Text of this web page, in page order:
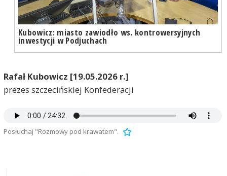
Kubowicz: miasto zawiodło ws. kontrowersyjnych
inwestycji w Podjuchach
Rafał Kubowicz [19.05.2026 r.]
prezes szczecińskiej Konfederacji
Posłuchaj "Rozmowy pod krawatem".